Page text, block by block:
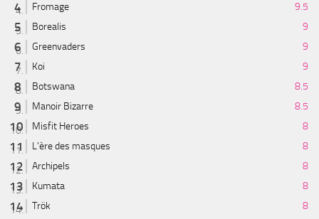
Fromage
9.5
Borealis
9
Greenvaders
9
Koi
9
Botswana
8.5
Manoir Bizarre
8.5
Misfit Heroes
8
L'ère des masques
8
Archipels
8
Kumata
8
Trök
8